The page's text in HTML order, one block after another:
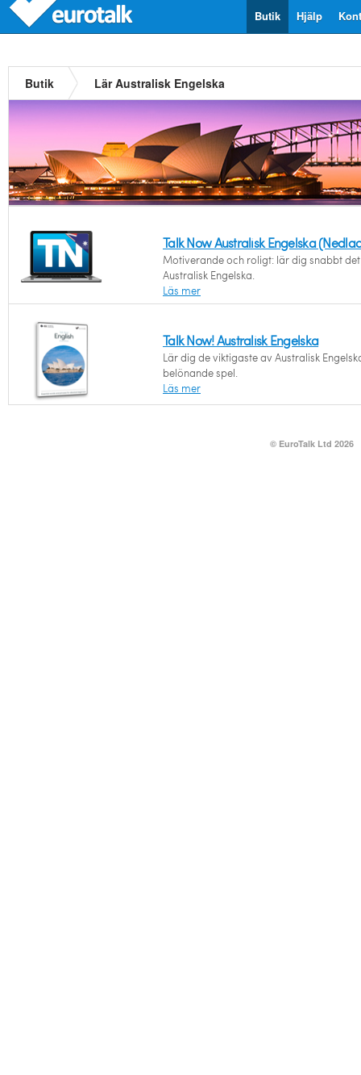
Hjälp
Butik
Butik Lär Australisk Engelska
Talk Now Australisk Engelska
Motiverande och roligt: lär dig snabbt
Australisk Engelska.
Läs mer
Talk Now! Australisk Engelska
Lär dig de viktigaste av Australisk
belönande spel.
Läs mer
© EuroTalk Ltd 2026